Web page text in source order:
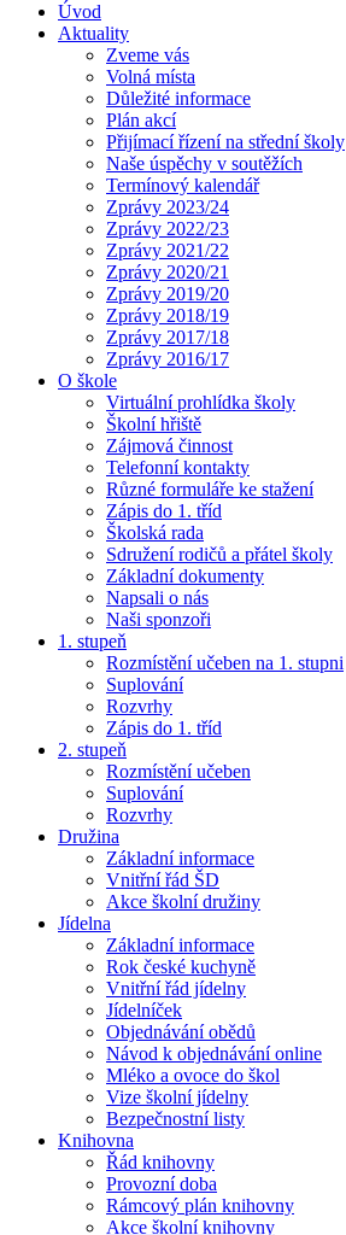
Úvod
Aktuality
Zveme vás
Volná místa
Důležité informace
Plán akcí
Přijímací řízení na střední školy
Naše úspěchy v soutěžích
Termínový kalendář
Zprávy 2023/24
Zprávy 2022/23
Zprávy 2021/22
Zprávy 2020/21
Zprávy 2019/20
Zprávy 2018/19
Zprávy 2017/18
Zprávy 2016/17
O škole
Virtuální prohlídka školy
Školní hřiště
Zájmová činnost
Telefonní kontakty
Různé formuláře ke stažení
Zápis do 1. tříd
Školská rada
Sdružení rodičů a přátel školy
Základní dokumenty
Napsali o nás
Naši sponzoři
1. stupeň
Rozmístění učeben na 1. stupni
Suplování
Rozvrhy
Zápis do 1. tříd
2. stupeň
Rozmístění učeben
Suplování
Rozvrhy
Družina
Základní informace
Vnitřní řád ŠD
Akce školní družiny
Jídelna
Základní informace
Rok české kuchyně
Vnitřní řád jídelny
Jídelníček
Objednávání obědů
Návod k objednávání online
Mléko a ovoce do škol
Vize školní jídelny
Bezpečnostní listy
Knihovna
Řád knihovny
Provozní doba
Rámcový plán knihovny
Akce školní knihovny